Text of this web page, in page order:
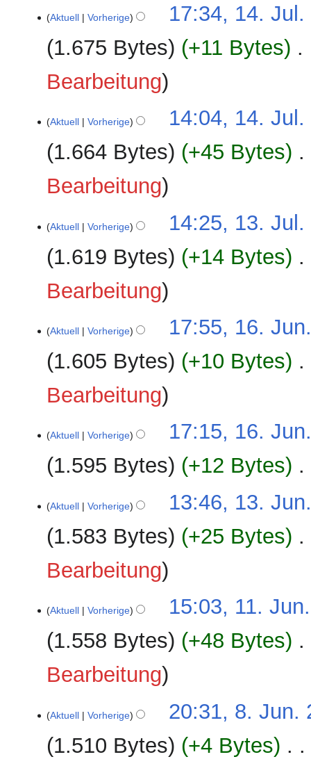
Juli
2026
Aktuell Vorherige
17:34, 14. Jul.
1.675 Bytes
+11 Bytes
Bearbeitung
Aktuell Vorherige
14:04, 14. Jul.
1.664 Bytes
+45 Bytes
Bearbeitung
Juli Aktuell Vorherige
14:25, 13. Jul.
1.619 Bytes
+14 Bytes
Bearbeitung
Juni
2026
Aktuell Vorherige
17:55, 16.
1.605 Bytes
+10 Bytes
Bearbeitung
Aktuell Vorherige
17:15, 16.
1.595 Bytes
+12 Bytes
Juni
2026
Aktuell Vorherige
13:46, 13.
1.583 Bytes
+25 Bytes
Bearbeitung
Juni
2026
Aktuell Vorherige
15:03, 11.
1.558 Bytes
+48 Bytes
Bearbeitung
JuniAktuell Vorherige
20:31, 8. Jun.
1.510 Bytes
+4 Bytes